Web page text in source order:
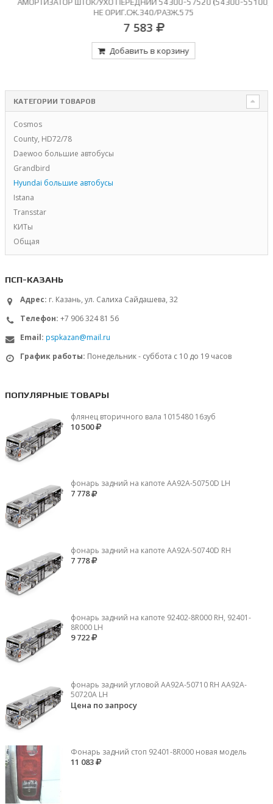
АМОРТИЗАТОР ШТОК/УХО ПЕРЕДНИЙ 54300-57520 (54300-55100)
НЕ ОРИГ.СЖ.340/РАЗЖ.575
7 583
Добавить в корзину
КАТЕГОРИИ ТОВАРОВ
Cosmos
County, HD72/78
Daewoo большие автобусы
Grandbird
Hyundai большие автобусы
Istana
Transstar
КИТы
Общая
ПСП-КАЗАНЬ
Адрес: г. Казань, ул. Салиха Сайдашева, 32
Телефон: +7 906 324 81 56
Email: pspkazan@mail.ru
График работы: Понедельник - суббота с 10 до 19 часов
ПОПУЛЯРНЫЕ ТОВАРЫ
флянец вторичного вала 1015480 16зуб
10 500
фонарь задний на капоте AA92A-50750D LH
7 778
фонарь задний на капоте AA92A-50740D RH
7 778
фонарь задний на капоте 92402-8R000 RH, 92401-
8R000 LH
9 722
фонарь задний угловой AA92A-50710 RH AA92A-
50720A LH
Цена по запросу
Фонарь задний стоп 92401-8R000 новая модель
11 083